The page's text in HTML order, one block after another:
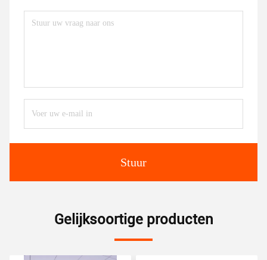
Stuur
Gelijksoortige producten